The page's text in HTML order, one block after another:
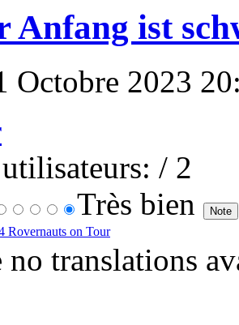
Anfang ist
Octobre 2023
/ 2
Très bien
Rovernauts on Tour
no translations